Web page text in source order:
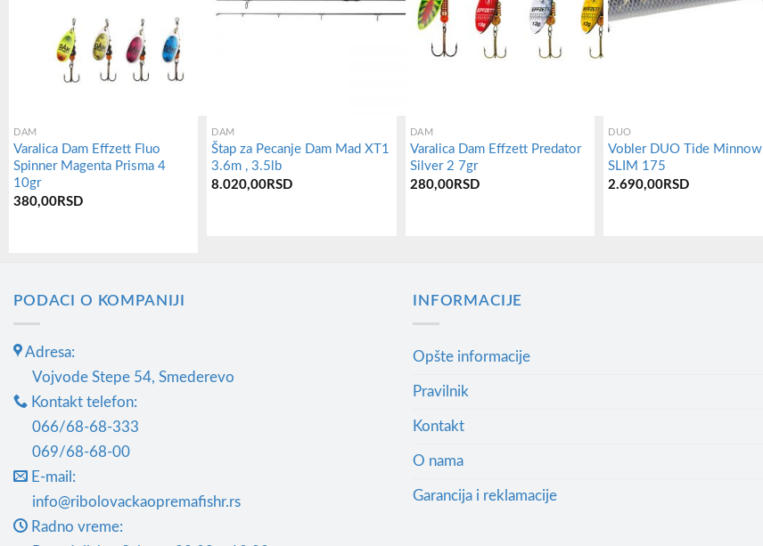
DAM
Varalica Dam Effzett Fluo
Spinner Magenta Prisma 4
10gr
380,00 RSD
DAM
Štap za Pecanje Dam Mad XT1
3.6m , 3.5lb
8.020,00 RSD
DAM
Varalica Dam Effzett Predator
Silver 2 7gr
280,00RSD
DUO
Vobler DUO Tide Minnow
SLIM 175
2.690,00RSD
PODACI O KOMPANIJI
Adresa:
Vojvode Stepe 54, Smederevo
Kontakt telefon:
066/68-68-333
069/68-68-00
E-mail:
info@ribolovackaopremafishr.rs
Radno vreme:
INFORMACIJE
Opšte informacije
Pravilnik
Kontakt
O nama
Garancija i reklamacije